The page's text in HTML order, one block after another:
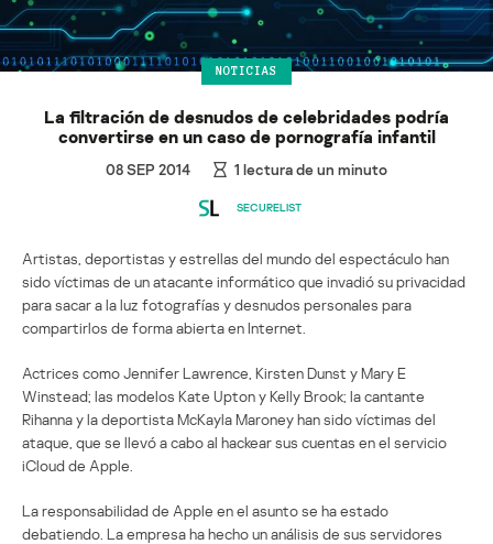
NOTICIAS
La filtración de desnudos de celebridades podría
convertirse en un caso de pornografía infantil
08 SEP 2014 1 lectura de un minuto
SECURELIST
Artistas, deportistas y estrellas del mundo del espectáculo han
sido víctimas de un atacante informático que invadió su privacidad
para sacar a la luz fotografías y desnudos personales para
compartirlos de forma abierta en Internet.
Actrices como Jennifer Lawrence, Kirsten Dunst y Mary E
Winstead; las modelos Kate Upton y Kelly Brook; la cantante
Rihanna y la deportista McKayla Maroney han sido víctimas del
ataque, que se llevó a cabo al hackear sus cuentas en el servicio
iCloud de Apple.
La responsabilidad de Apple en el asunto se ha estado
debatiendo. La empresa ha hecho un análisis de sus servidores